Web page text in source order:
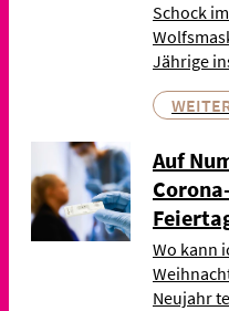
Schock
Jährige
Auf
Wo kann
Neujahr